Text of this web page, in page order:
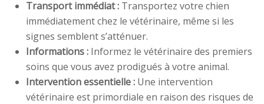
Transport immédiat : Transportez votre chien
immédiatement chez le vétérinaire, même si les
signes semblent s’atténuer.
Informations : Informez le vétérinaire des premiers
soins que vous avez prodigués à votre animal.
Intervention essentielle : Une intervention
vétérinaire est primordiale en raison des risques de